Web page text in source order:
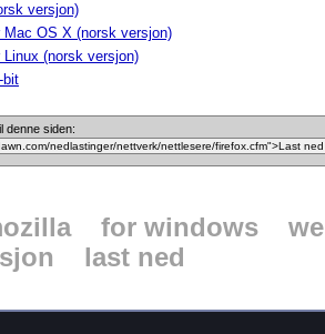
versjon)
Mac OS X (norsk versjon)
(norsk versjon)
bit
denne siden:
for windows
last ned